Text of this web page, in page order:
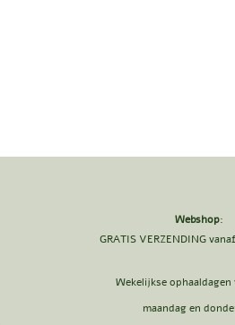
Webshop:
GRATIS VERZENDING
Wekelijkse ophaaldagen
maandag en